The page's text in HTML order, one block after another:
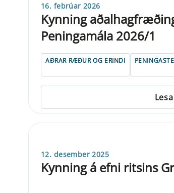
16. febrúar 2026
Kynning
Peningamála 2026/1
AÐRAR RÆÐUR OG ERINDI
12. desember 2025
Kynning á efni ritsins